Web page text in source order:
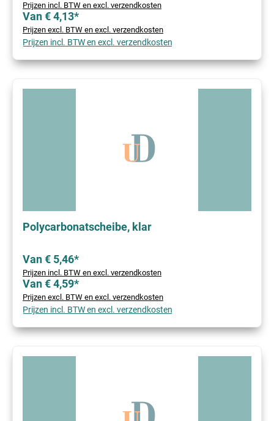
Prijzen incl. BTW en excl. verzendkosten
Van € 4,13*
Prijzen excl. BTW en excl. verzendkosten
Prijzen incl. BTW en excl. verzendkosten
Polycarbonatscheibe, klar
Van € 5,46*
Prijzen incl. BTW en excl. verzendkosten
Van € 4,59*
Prijzen excl. BTW en excl. verzendkosten
Prijzen incl. BTW en excl. verzendkosten